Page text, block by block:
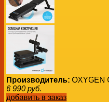
Производитель: OXYGEN
6 990 руб.
добавить в заказ